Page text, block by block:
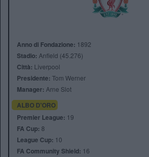
Anno di Fondazione: 1892
Stadio: Anfield (45.276)
Città: Liverpool
Presidente: Tom Werner
Manager: Arne Slot
ALBO D'ORO
Premier League: 19
FA Cup: 8
League Cup: 10
FA Community Shield: 16